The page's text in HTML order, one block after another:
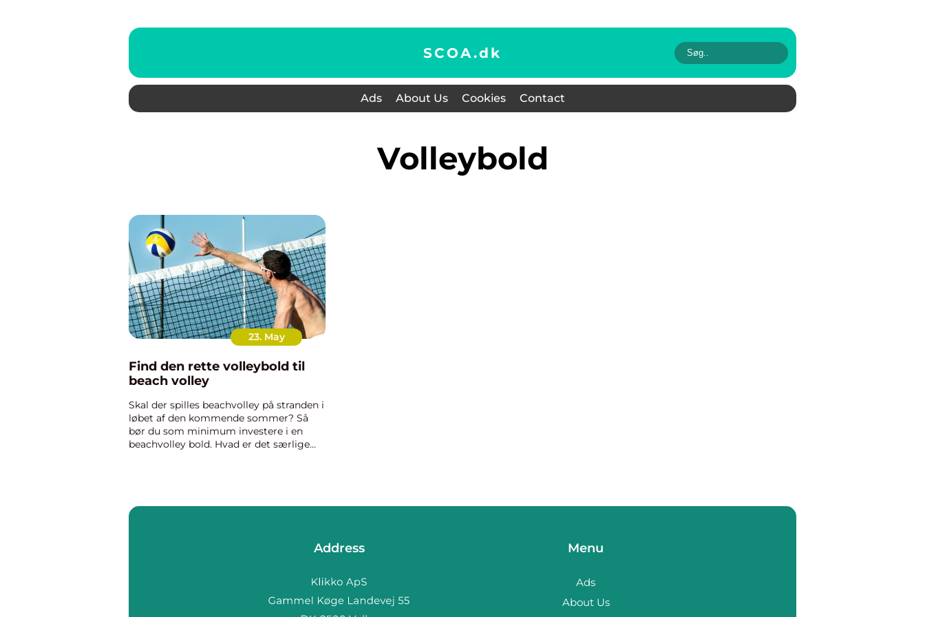
SCOA.dk
Ads About Us Cookies Contact
Volleybold
23. May
Find den rette volleybold til
beach volley
Skal der spilles beachvolley på stranden i
løbet af den kommende sommer? Så
bør du som minimum investere i en
beachvolley bold. Hvad er det særlige
Address Menu
Ads
About Us